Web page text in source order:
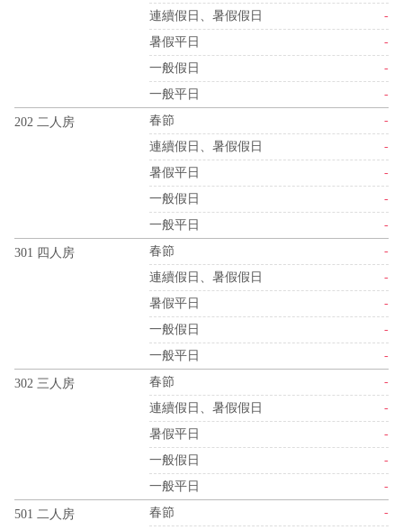
連續假日、暑假假日
-
暑假平日
-
一般假日
-
一般平日
-
202 二人房 春節
-
連續假日、暑假假日
-
暑假平日
-
一般假日
-
一般平日
-
301 四人房 春節
-
連續假日、暑假假日
-
暑假平日
-
一般假日
-
一般平日
-
302 三人房 春節
-
連續假日、暑假假日
-
暑假平日
-
一般假日
-
一般平日
-
501 二人房 春節
-